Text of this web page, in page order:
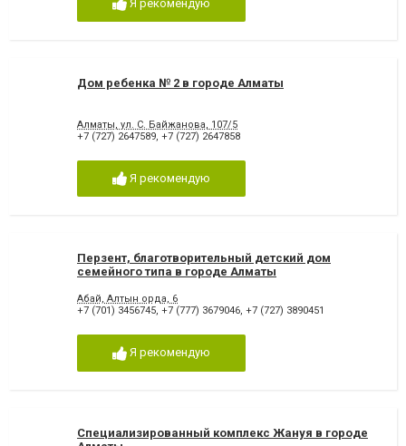
Я рекомендую
Дом ребенка № 2 в городе Алматы
Алматы, ул. С. Байжанова, 107/5
+7 (727) 2647589, +7 (727) 2647858
Я рекомендую
Перзент, благотворительный детский дом
семейного типа в городе Алматы
Абай, Алтын орда, 6
+7 (701) 3456745, +7 (777) 3679046, +7 (727) 3890451
Я рекомендую
Специализированный комплекс Жануя в городе